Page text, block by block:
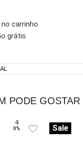
carrinho
grátis
PODE GOSTAR
-5
0%
Sale